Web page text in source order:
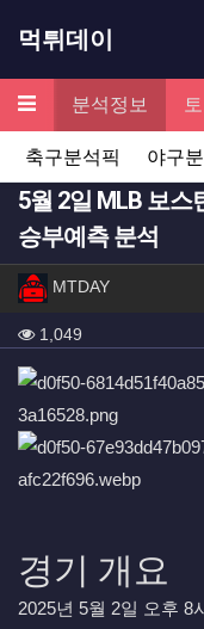
먹튀데이
메뉴
증 분석정보
축구분석픽
야구
5월 2일 MLB 보
승부예측 분석
작성자 정보
MTDAY작성
컨텐츠 정보
1,049
본문
경기 개요
2025년 5월 2일 오후 8